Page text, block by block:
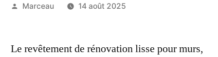
Publié
Marceau 14 août 2025
Le revêtement de rénovation lisse pour murs,